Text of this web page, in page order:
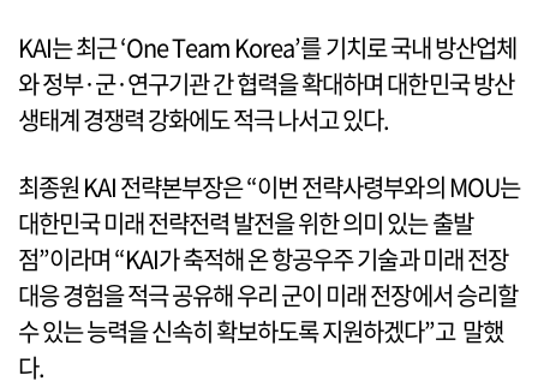
KAI는 최근 ‘One Team Korea’를 기치로 국내 방산업체
와 정부·군·연구기관 간 협력을 확대하며 대한민국 방산
생태계 경쟁력 강화에도 적극 나서고 있다.
최종원 KAI 전략본부장은 “이번 전략사령부와의 MOU는
대한민국 미래 전략전력 발전을 위한 의미 있는 출발
점”이라며 “KAI가 축적해 온 항공우주 기술과 미래 전장
대응 경험을 적극 공유해 우리 군이 미래 전장에서 승리할
수 있는 능력을 신속히 확보하도록 지원하겠다”고 말했
다.